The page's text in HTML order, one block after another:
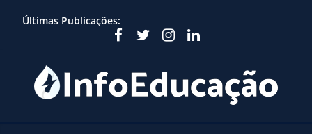
Últimas Publicações: